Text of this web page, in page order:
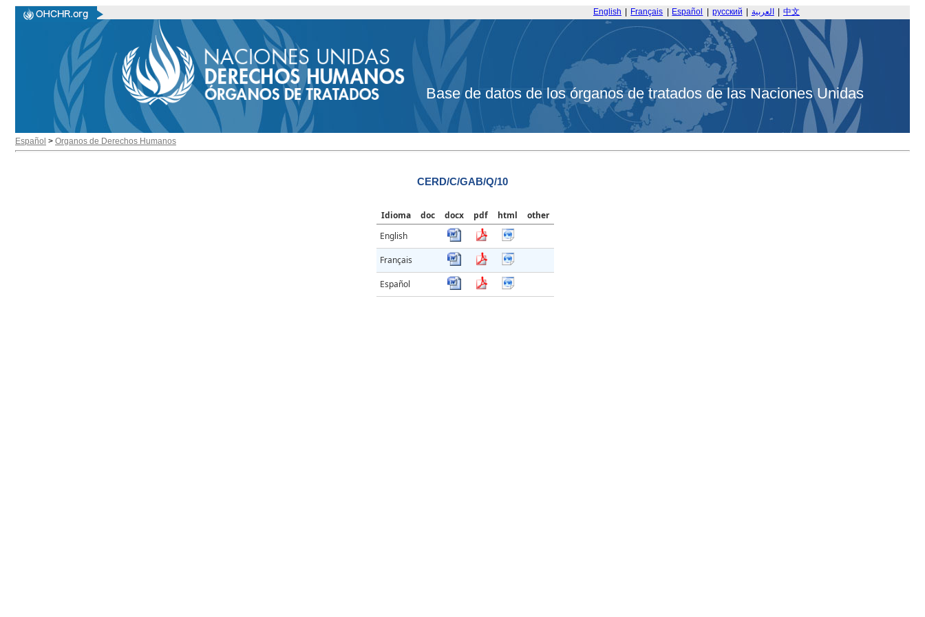
English Français Español русский العربية 中文
Base de datos de los órganos de tratados de las Naciones Unidas
Español > Organos de Derechos Humanos
CERD/C/GAB/Q/10
Idioma doc docx pdf html
other
English
Français
Español